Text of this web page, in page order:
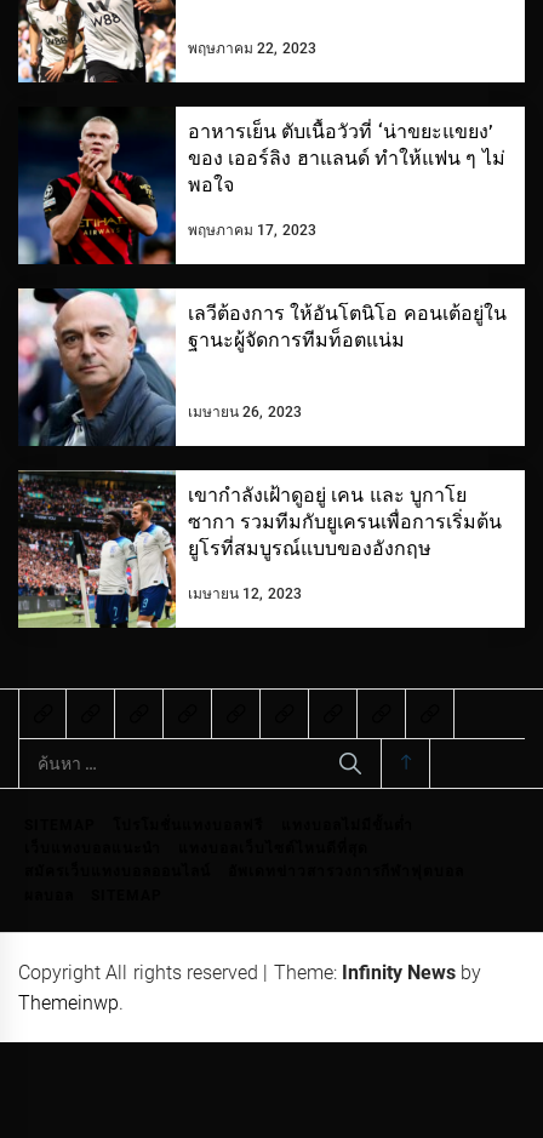
พฤษภาคม 22, 2023
อาหารเย็น ตับเนื้อวัวที่ ‘น่าขยะแขยง’
ของ เออร์ลิง ฮาแลนด์ ทำให้แฟน ๆ ไม่
พอใจ
พฤษภาคม 17, 2023
เลวีต้องการ ให้อันโตนิโอ คอนเต้อยู่ใน
ฐานะผู้จัดการทีมท็อตแน่ม
เมษายน 26, 2023
เขากำลังเฝ้าดูอยู่ เคน และ บูกาโย
ซากา รวมทีมกับยูเครนเพื่อการเริ่มต้น
ยูโรที่สมบูรณ์แบบของอังกฤษ
เมษายน 12, 2023
ค้นหา
สำหรับ:
Copyright All rights reserved | Theme: Infinity News by
Themeinwp.